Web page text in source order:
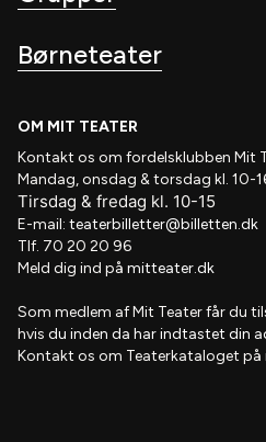
Børneteater
OM MIT TEATER
Kontakt os om fordelsklubben Mit
Mandag, onsdag & torsdag kl. 10-
Tirsdag & fredag kl. 10-15
E-mail: teaterbilletter@billetten.dk
Tlf. 70 20 20 96
Meld dig ind på mitteater.dk
Som medlem afMit Teaterfår du
hvis du inden da har indtastet din
Kontakt os om Teaterkataloget på